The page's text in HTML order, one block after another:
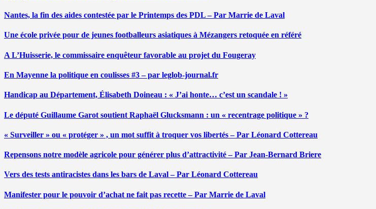
Nantes, la fin des aides contestée par le Printemps des PDL – Par Marrie de Laval
Une école privée pour de jeunes footballeurs asiatiques à Mézangers retoquée en référé
A L’Huisserie, le commissaire enquêteur favorable au projet du Fougeray
En Mayenne la politique en coulisses #3 – par leglob-journal.fr
Handicap au Département, Élisabeth Doineau : « J’ai honte… c’est un scandale ! »
Le député Guillaume Garot soutient Raphaël Glucksmann : un « recentrage politique » ?
« Surveiller » ou « protéger » , un mot suffit à troquer vos libertés – Par Léonard Cottereau
Repensons notre modèle agricole pour générer plus d’attractivité – Par Jean-Bernard Briere
Vers des tests antiracistes dans les bars de Laval – Par Léonard Cottereau
Manifester pour le pouvoir d’achat ne fait pas recette – Par Marrie de Laval